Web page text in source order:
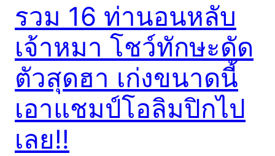
รวม 16 ท่านอนหลับ
เจ้าหมา โชว์ทักษะดัด
ตัวสุดฮา เก่งขนาดนี้
เอาแชมป์โอลิมปิกไป
เลย!!